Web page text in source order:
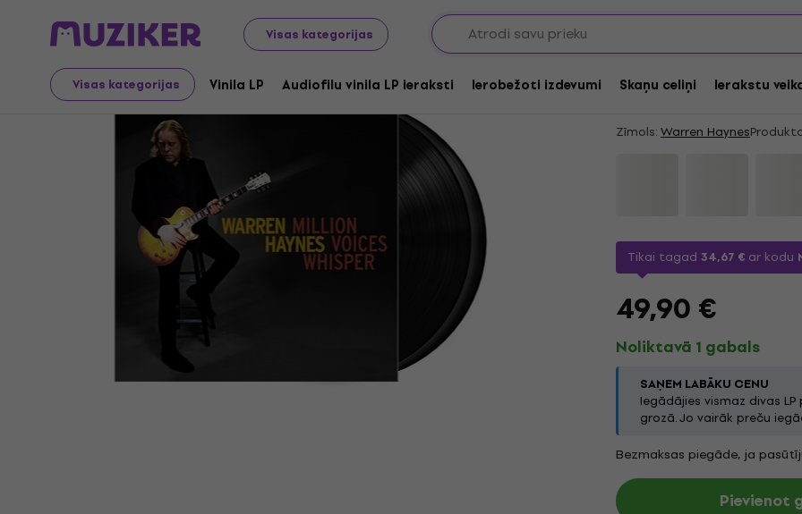
Visas kategorijas
Visas kategorijas Vinila LP Audiofilu vinila LP ieraksti Ierobežoti izdevumi Skaņu celiņi Ierakstu
LP ieraksti un kompaktdiski
Vinila LP
Atlaide ar kuponu
Warren Haynes -
Zīmols:Warren Haynes
Tikai tagad 34,67 € ar kodu
49,90 €
Noliktavā 1 gabals
SAŅEM LABĀKU CENU
Iegādājies vismaz divas
grozā. Jo vairāk preču
Bezmaksas piegāde, ja
Pievienot